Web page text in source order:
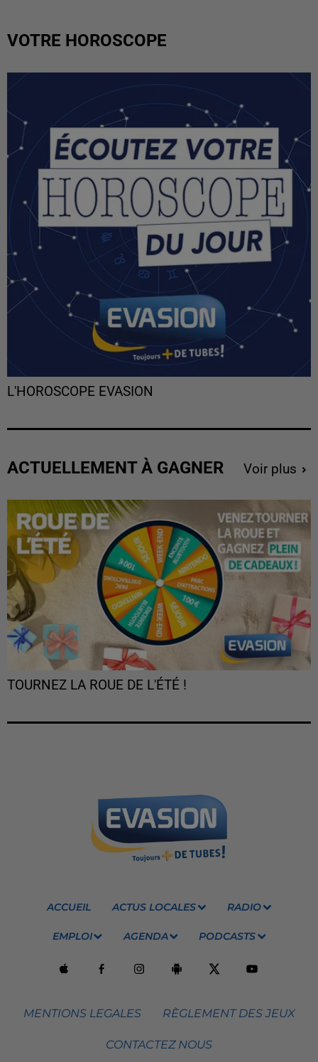
VOTRE HOROSCOPE
L'HOROSCOPE EVASION
ACTUELLEMENT À GAGNER Voir plus
TOURNEZ LA ROUE DE L'ÉTÉ !
ACCUEIL ACTUS LOCALES RADIO
EMPLOI AGENDA PODCASTS
MENTIONS LEGALES RÈGLEMENT DES JEUX
CONTACTEZ NOUS